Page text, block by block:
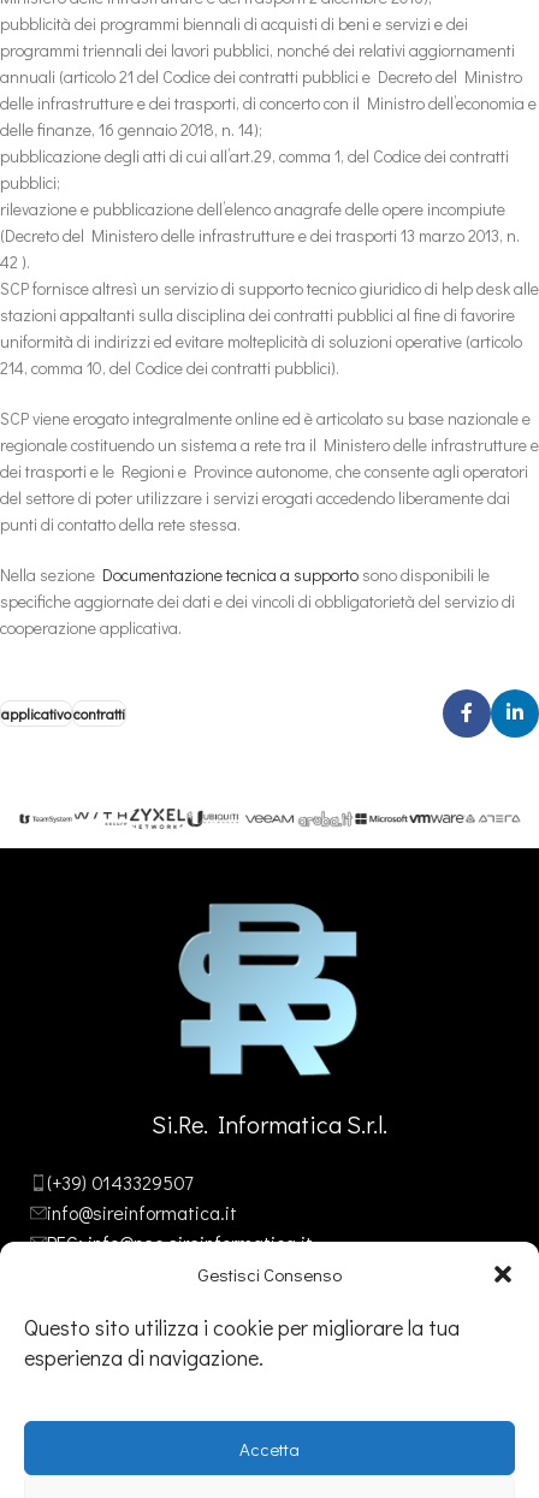
Gestisci Consenso
Questo sito utilizza i cookie per migliorare la tua
esperienza di navigazione.
Accetta
pubblicità dei programmi biennali di acquisti di beni e servizi e dei
programmi triennali dei lavori pubblici, nonché dei relativi aggiornamenti
annuali (articolo 21 del Codice dei contratti pubblici e Decreto del Ministro
delle infrastrutture e dei trasporti, di concerto con il Ministro dell’economia e
delle finanze, 16 gennaio 2018, n. 14);
pubblicazione degli atti di cui all’art.29, comma 1, del Codice dei contratti
pubblici;
rilevazione e pubblicazione dell’elenco anagrafe delle opere incompiute
(Decreto del Ministero delle infrastrutture e dei trasporti 13 marzo 2013, n.
42 ).
SCP fornisce altresì un servizio di supporto tecnico giuridico di help desk alle
stazioni appaltanti sulla disciplina dei contratti pubblici al fine di favorire
uniformità di indirizzi ed evitare molteplicità di soluzioni operative (articolo
214, comma 10, del Codice dei contratti pubblici).
SCP viene erogato integralmente online ed è articolato su base nazionale e
regionale costituendo un sistema a rete tra il Ministero delle infrastrutture e
dei trasporti e le Regioni e Province autonome, che consente agli operatori
del settore di poter utilizzare i servizi erogati accedendo liberamente dai
punti di contatto della rete stessa.
Nella sezione Documentazione tecnica a supporto sono disponibili le
specifiche aggiornate dei dati e dei vincoli di obbligatorietà del servizio di
cooperazione applicativa.
applicativocontratti
Si.Re. Informatica S.r.l.
(+39) 0143329507
info@sireinformatica.it
PEC: info@pec.sireinformatica.it
SEDE
Via Stefano Canzio, 3 - 15067 Novi Ligure (AL)